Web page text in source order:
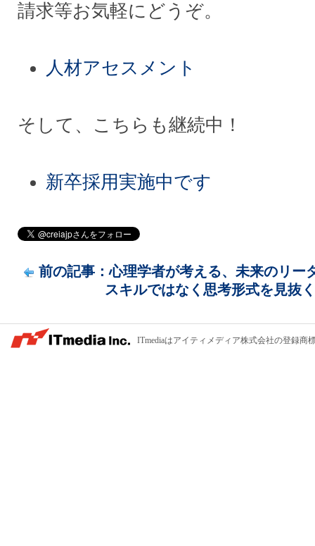
請求等お気軽にどうぞ。
人材アセスメント
そして、こちらも継続中！
新卒採用実施中です
前の記事：心理学者が考える、未来のリー
スキルではなく思考形式を見抜
ITmediaはアイティメディア株式会社の登録商